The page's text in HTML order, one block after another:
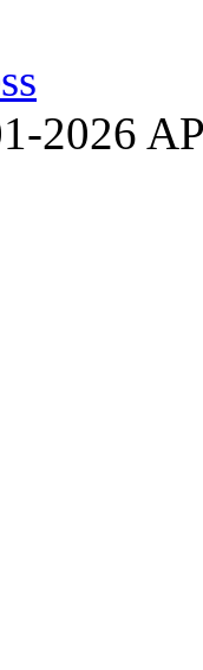
2026